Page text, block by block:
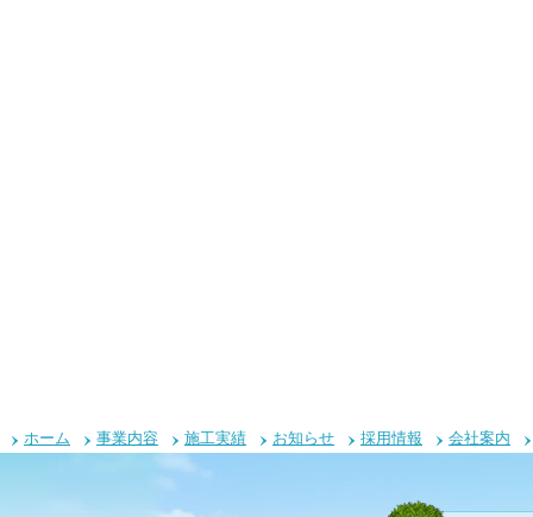
ホーム 事業内容 施工実績 お知らせ 採用情報 会社案内